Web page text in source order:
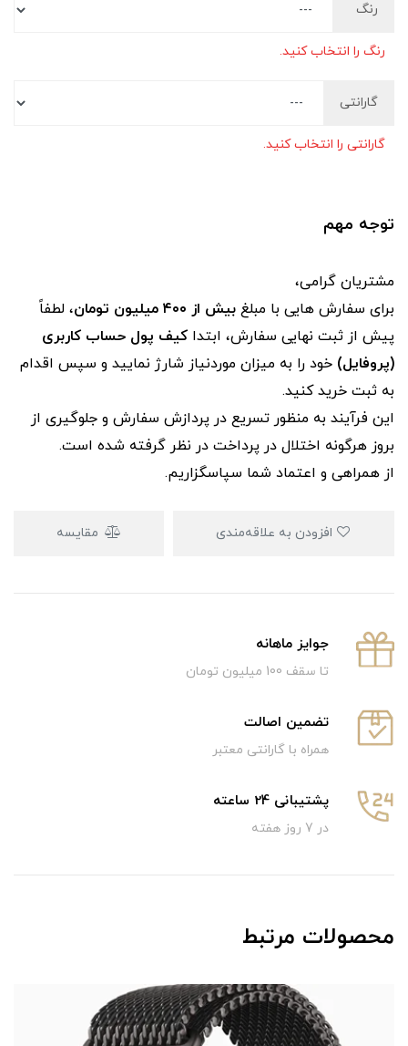
رنگ
رنگ را انتخاب کنید.
گارانتی
گارانتی را انتخاب کنید.
توجه مهم
مشتریان گرامی،
برای سفارش‌ هایی با مبلغ بیش از ۴۰۰ میلیون تومان
، لطفاً
پیش از ثبت نهایی سفارش، ابتدا کیف پول حساب کاربری
(پروفایل) خود را به میزان موردنیاز شارژ نمایید و سپس اقدام
به ثبت خرید کنید.
این فرآیند به‌ منظور تسریع در پردازش سفارش و جلوگیری از
بروز هرگونه اختلال در پرداخت در نظر گرفته شده است.
از همراهی و اعتماد شما سپاسگزاریم.
مقایسه
جوایز ماهانه
تا سقف 100 میلیون تومان
تضمین اصالت
همراه با گارانتی معتبر
پشتیبانی 24 ساعته
در 7 روز هفته
محصولات مرتبط